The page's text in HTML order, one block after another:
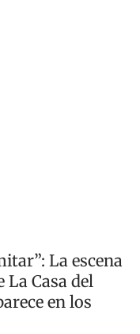
La escena
Casa del
en los